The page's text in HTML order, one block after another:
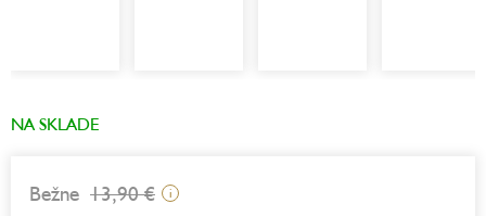
NA SKLADE
13,90 € i